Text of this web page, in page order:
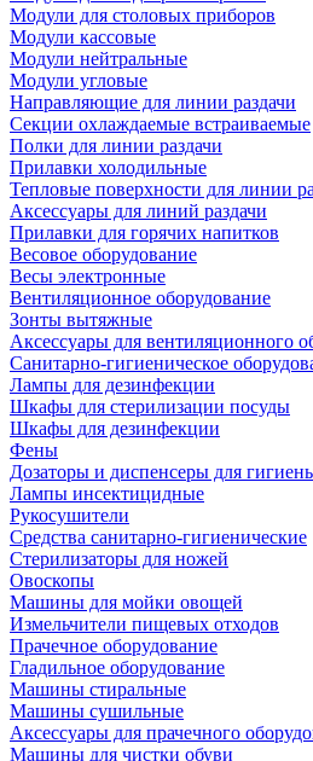
Модули для столовых приборов
Модули кассовые
Модули нейтральные
Модули угловые
Направляющие для линии раздачи
Секции охлаждаемые встраиваемые
Полки для линии раздачи
Прилавки холодильные
Тепловые поверхности для линии
Аксессуары для линий раздачи
Прилавки для горячих напитков
Весовое оборудование
Весы электронные
Вентиляционное оборудование
Зонты вытяжные
Аксессуары для вентиляционного
Санитарно-гигиеническое
Лампы для дезинфекции
Шкафы для стерилизации посуды
Шкафы для дезинфекции
Фены
Дозаторы и диспенсеры для
Лампы инсектицидные
Рукосушители
Средства санитарно-гигиенические
Стерилизаторы для ножей
Овоскопы
Машины для мойки овощей
Измельчители пищевых отходов
Прачечное оборудование
Гладильное оборудование
Машины стиральные
Машины сушильные
Аксессуары для прачечного
Машины для чистки обуви